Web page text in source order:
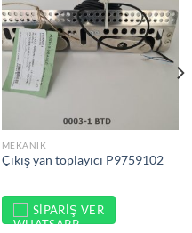
MEKANIK
Çıkış yan toplayıcı P9759102
SIPARIŞ VER